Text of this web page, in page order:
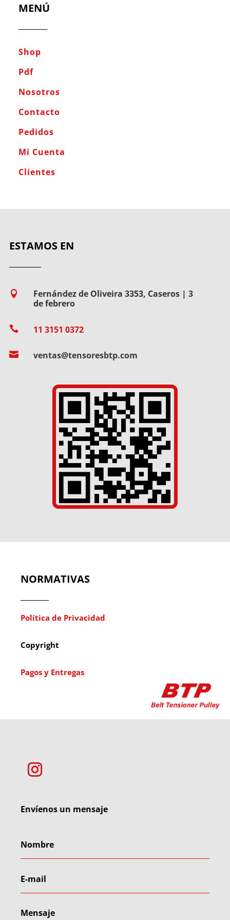
MENÚ
Shop
Pdf
Nosotros
Contacto
Pedidos
Mi Cuenta
Clientes
ESTAMOS EN

Fernández de Oliveira 3353, Caseros | 3
de febrero
 11 3151 0372
 ventas@tensoresbtp.com
NORMATIVAS
Política de Privacidad
Copyright
Pagos y Entregas
Envíenos un mensaje